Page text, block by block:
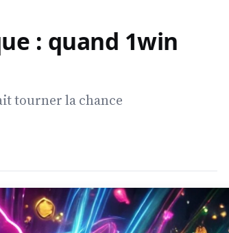
: quand 1win
tourner la chance